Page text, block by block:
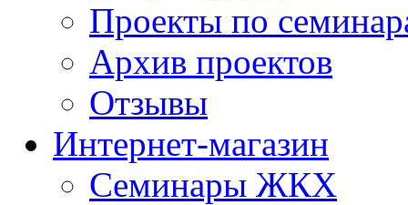
Проекты по
Архив проектов
Отзывы
Интернет-магазин
Семинары ЖКХ